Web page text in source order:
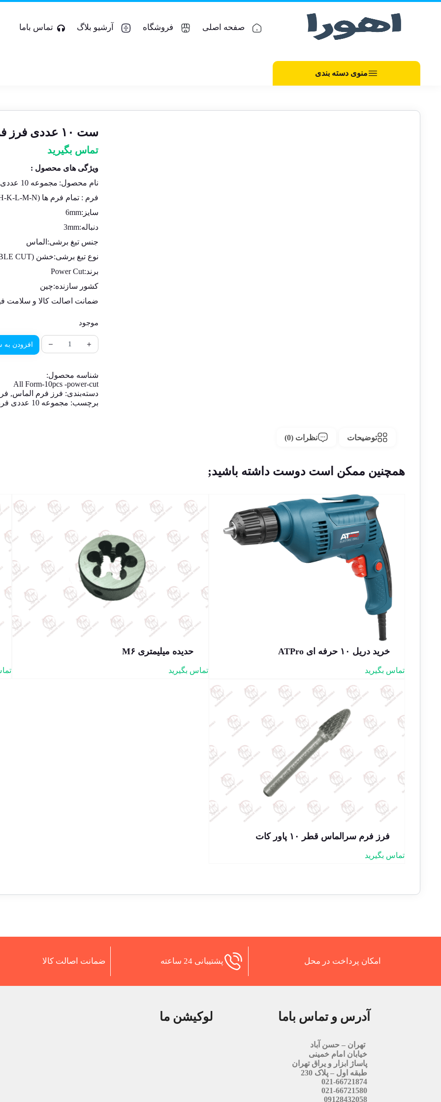
صفحه اصلی فروشگاه آرشیو بلاگ تماس باما
منوی دسته بندی
ست ۱۰ عددی فرز فرم مینیاتوری پاور کات
تماس بگیرید
ویژگی های محصول :
نام محصول: مجموعه 10 عددی فرز فرم مینیاتوری
فرم : تمام فرم ها (B-C-D-F-G-H-K-L-M-N)
سایز:6mm
دنباله:3mm
جنس تیغ برشی: الماس
نوع تیغ برشی:خشن (DOUBLE CUT)
برند:Power Cut
کشور سازنده:چین
ضمانت اصالت کالا و سلامت
موجود
افزودن به
شناسه محصول:
All Form-10pcs -power-cut
دسته‌بندی: فرز فرم الماس,
برچسب: مجموعه 10 عددی فرز فرم مینیاتوری
توضیحات نظرات (0)
همچنین ممکن است دوست داشته باشید;
خرید دریل ۱۰ حرفه ای ATPro
تماس بگیرید
حدیده میلیمتری M۶
تماس بگیرید
فرز فرم سرالماس قطر ۱۰ پاور کات
تماس بگیرید
امکان پرداخت در محل پشتیبانی 24 ساعته ضمانت اصالت کالا
آدرس و تماس باما
تهران – حسن آباد
خیابان امام خمینی
پاساژ ابزار و یراق تهران
طبقه اول – پلاک 230
021-66721874
021-66721580
09128432058
لوکیشن ما